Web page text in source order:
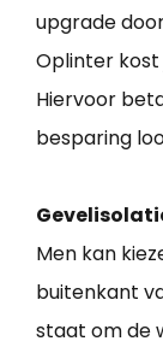
upgrade
Oplinter kost
Hiervoor
besparing
Men kan
buitenkant
staat om de